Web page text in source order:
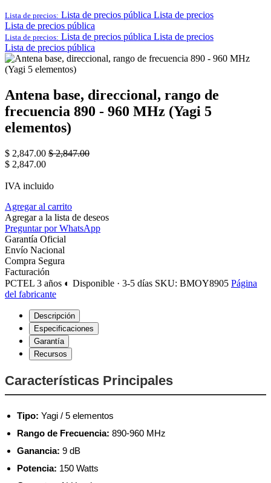
Lista de precios: Lista de precios pública Lista de precios
Lista de precios pública
Lista de precios: Lista de precios pública Lista de precios
Lista de precios pública
Antena base, direccional, rango de
frecuencia 890 - 960 MHz (Yagi 5
elementos)
$ 2,847.00 $2,847.00
$ 2,847.00
IVA incluido
Agregar al carrito
Agregar a la lista de deseos
Preguntar por WhatsApp
Garantía Oficial
Envío Nacional
Compra Segura
Facturación
PCTEL 3 años ◐ Disponible · 3-5 días SKU: BMOY8905 Página
del fabricante
Descripción
Especificaciones
Garantía
Recursos
Características Principales
Tipo: Yagi / 5 elementos
Rango de Frecuencia: 890-960 MHz
Ganancia: 9 dB
Potencia: 150 Watts